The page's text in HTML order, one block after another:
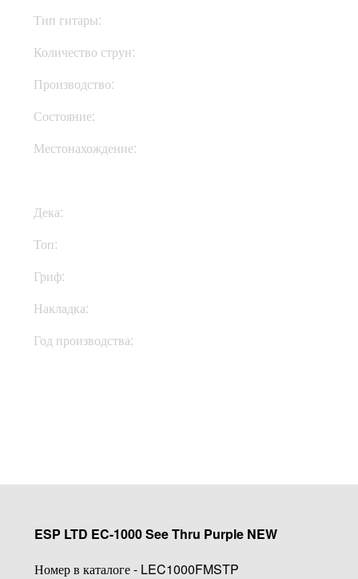
Тип гитары:
Количество струн:
Производство:
Состояние:
Местонахождение:
Дека:
Топ:
Гриф:
Накладка:
Год производства:
ESP LTD EC-1000 See Thru Purple NEW
Номер в каталоге - LEC1000FMSTP